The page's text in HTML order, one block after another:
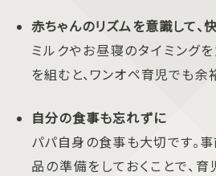
赤ちゃんのリズムを意識して、
ミルクやお昼寝のタイミング
を組むと、ワンオペ育児でも余
自分の食事も忘れずに
パパ自身の食事も大切です。
品の準備をしておくことで、